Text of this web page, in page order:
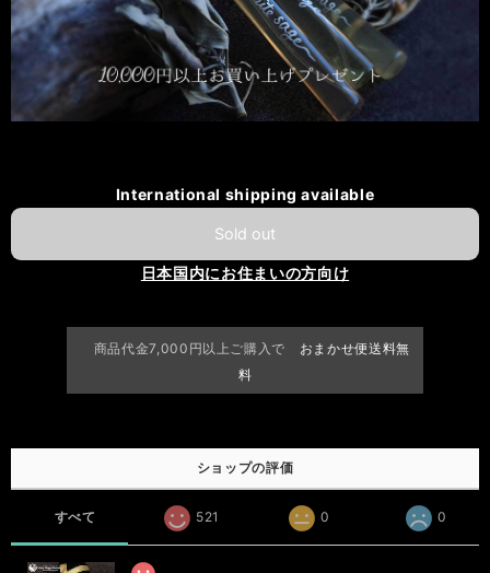
International shipping available
Sold out
日本国内にお住まいの方向け
商品代金7,000円以上ご購入で おまかせ便送料無
料
ショップの評価
すべて 521 0 0